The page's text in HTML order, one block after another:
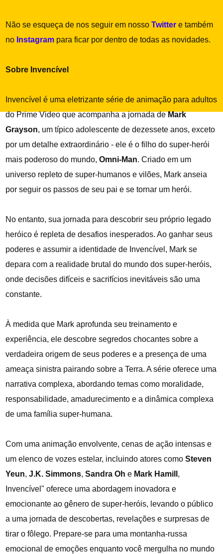
Não se esqueça de nos seguir em nossoTwitter e também
no Instagram para ficar por dentro de todas as novidades.
Sobre Invencível
Invencível é uma eletrizante série de animação para adultos
do Prime Video que acompanha a jornada deMark
Grayson, um típico adolescente de dezessete anos, exceto
por um detalhe extraordinário - ele é o filho do super-herói
mais poderoso do mundo,Omni-Man. Criado em um
universo repleto de super-humanos e vilões, Mark anseia
por seguir os passos de seu pai e se tornar um herói.
No entanto, sua jornada para descobrir seu próprio legado
heróico é repleta de desafios inesperados. Ao ganhar seus
poderes e assumir a identidade de Invencível, Mark se
depara com a realidade brutal do mundo dos super-heróis,
onde decisões difíceis e sacrifícios inevitáveis são uma
constante.
À medida que Mark aprofunda seu treinamento e
experiência, ele descobre segredos chocantes sobre a
verdadeira origem de seus poderes e a presença de uma
ameaça sinistra pairando sobre a Terra. A série oferece uma
narrativa complexa, abordando temas como moralidade,
responsabilidade, amadurecimento e a dinâmica complexa
de uma família super-humana.
Com uma animação envolvente, cenas de ação intensas e
um elenco de vozes estelar, incluindo atores comoSteven
Yeun, J.K. Simmons,Sandra Ohe Mark Hamill ,
Invencível" oferece uma abordagem inovadora e
emocionante ao gênero de super-heróis, levando o público
a uma jornada de descobertas, revelações e surpresas de
tirar o fôlego. Prepare-se para uma montanha-russa
emocional de emoções enquanto você mergulha no mundo